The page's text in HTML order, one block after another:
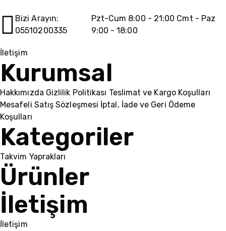
Bizi Arayın:
05510200335
Pzt-Cum 8:00 - 21:00 Cmt - Paz
9:00 - 18:00
İletişim
Kurumsal
Hakkımızda Gizlilik Politikası Teslimat ve Kargo Koşulları
Mesafeli Satış Sözleşmesi İptal, İade ve Geri Ödeme
Koşulları
Kategoriler
Takvim Yaprakları
Ürünler
İletişim
İletişim